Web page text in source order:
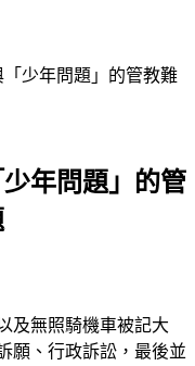
少年問題」的管教難
年問題」的管
及無照騎機車被記大
願、行政訴訟，最後並